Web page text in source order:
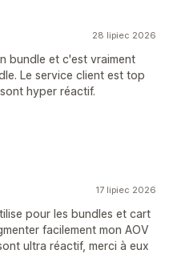
28 lipiec 2026
bundle et c'est vraiment
Le service client est top
hyper réactif.
17 lipiec 2026
pour les bundles et cart
facilement mon AOV
ultra réactif, merci à eux